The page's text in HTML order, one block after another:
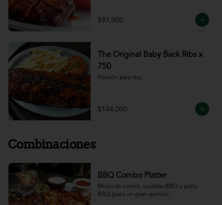
$97.000
The Original Baby Back Ribs x
750
Porción para dos.
$144.000
Combinaciones
BBQ Combo Platter
Mixto de lomito, costillas BBQ y pollo
BBQ (para un gran apetito).